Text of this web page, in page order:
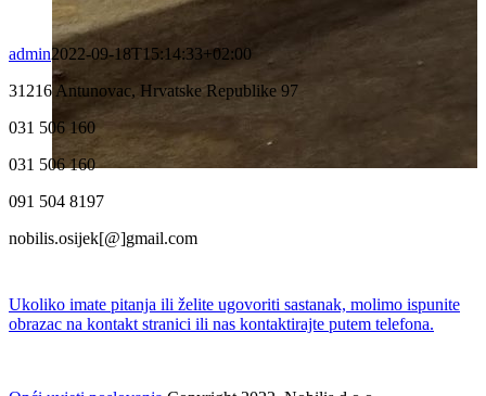
admin2022-09-18T15:14:33+02:00
31216 Antunovac, Hrvatske Republike 97
031 506 160
031 506 160
091 504 8197
nobilis.osijek[@]gmail.com
Ukoliko imate pitanja ili želite ugovoriti sastanak, molimo ispunite
obrazac na kontakt stranici ili nas kontaktirajte putem telefona.